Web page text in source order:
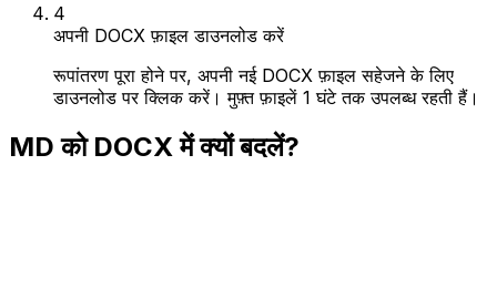
4
अपनी DOCX फ़ाइल डाउनलोड करें
रूपांतरण पूरा होने पर, अपनी नई DOCX फ़ाइल सहेजने के लिए
डाउनलोड पर क्लिक करें। मुफ़्त फ़ाइलें 1 घंटे तक उपलब्ध रहती हैं।
MD को DOCX में क्यों बदलें?